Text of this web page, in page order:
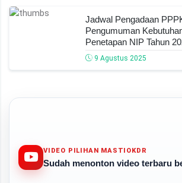
Jadwal Pengadaan
Pengumuman
Penetapan NIP Tahun
9 Agustus 2025
VIDEO PILIHAN MASTIOKDR
Sudah menonton video terbaru